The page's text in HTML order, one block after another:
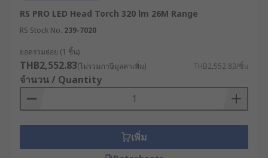
ไฟคาดหัวแบ่งได้หลายประเภท ตามลักษณะการใช้งาน
และความต้องการของผู้ใช้ ดังนี้
ไฟคาดหัวแรงสูง (High-Power Headlamp) : ให้
ความสว่างระดับสูง (สูงสุดถึง 1,000+ ลู
เมน)เหมาะสำหรับงานกลางแจ้งหรืองาน
อุตสาหกรรม เช่น การซ่อมเครื่องจักรในเวลา
กลางคืน หรือพื้นที่ก่อสร้างที่ไม่มีแสงไฟ
ไฟคาดหัวชาร์จได้ (Rechargeable Head Torch)
: มาพร้อมแบตเตอรี่ในตัว สามารถชาร์จผ่าน
RS PRO LED Head Torch 320 lm 26M Range
RS Stock No. 239-7020
ยอดรวมย่อย (1 ชิ้น)
THB2,552.83(ไม่รวมภาษีมูลค่าเพิ่ม) THB2,552.83/ชิ้น
จำนวน / Quantity
เพิ่ม